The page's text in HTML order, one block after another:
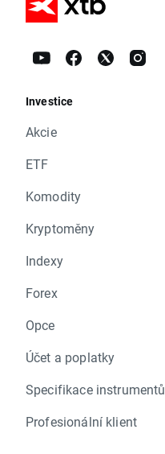
Investice
Akcie
ETF
Komodity
Kryptoměny
Indexy
Forex
Opce
Účet a poplatky
Specifikace instrumentů
Profesionální klient